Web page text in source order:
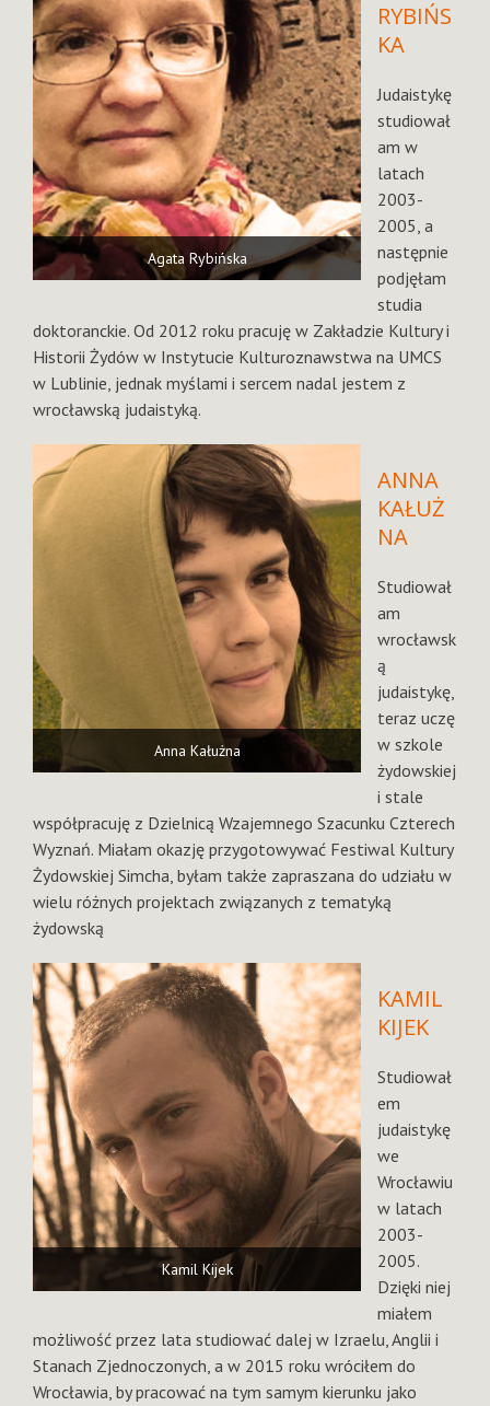
Agata Rybińska
RYBIŃS
KA
Judaistykę
studiował
am w
latach
2003-
2005, a
następnie
podjęłam
studia
doktoranckie. Od 2012 roku pracuję w Zakładzie Kultury i
Historii Żydów w Instytucie Kulturoznawstwa na UMCS
w Lublinie, jednak myślami i sercem nadal jestem z
wrocławską judaistyką.
Anna Kałużna
ANNA
KAŁUŻ
NA
Studiował
am
wrocławsk
ą
judaistykę,
teraz uczę
w szkole
żydowskiej
i stale
współpracuję z Dzielnicą Wzajemnego Szacunku Czterech
Wyznań. Miałam okazję przygotowywać Festiwal Kultury
Żydowskiej Simcha, byłam także zapraszana do udziału w
wielu różnych projektach związanych z tematyką
żydowską
Kamil Kijek
KAMIL
KIJEK
Studiował
em
judaistykę
we
Wrocławiu
w latach
2003-
2005.
Dzięki niej
miałem
możliwość przez lata studiować dalej w Izraelu, Anglii i
Stanach Zjednoczonych, a w 2015 roku wróciłem do
Wrocławia, by pracować na tym samym kierunku jako